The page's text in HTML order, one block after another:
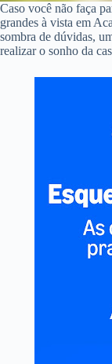
Caso você não faça
grandes à vista em
sombra de dúvidas,
realizar o sonho da